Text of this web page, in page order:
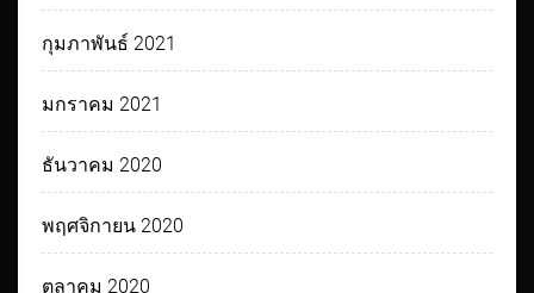
กุมภาพันธ์ 2021
มกราคม 2021
ธันวาคม 2020
พฤศจิกายน 2020
ตุลาคม 2020